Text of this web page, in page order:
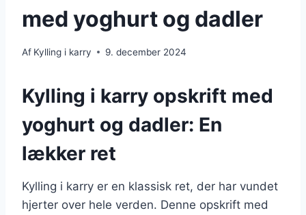
med yoghurt og dadler
Af Kylling i karry 9. december 2024
Kylling i karry opskrift med
yoghurt og dadler: En
lækker ret
Kylling i karry er en klassisk ret, der har vundet
hjerter over hele verden. Denne opskrift med